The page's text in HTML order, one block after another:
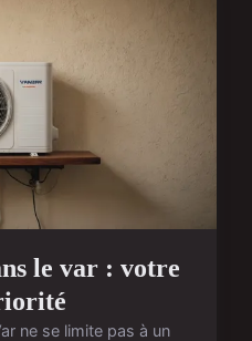
le var : votre
ne se limite pas à un